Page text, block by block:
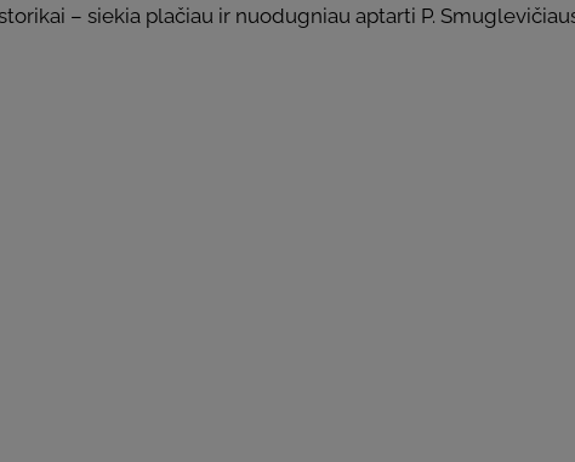
– siekia plačiau ir nuodugniau aptarti P.